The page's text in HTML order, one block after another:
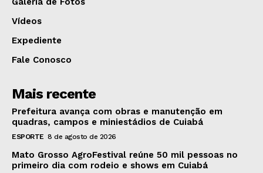
Vídeos
Expediente
Fale Conosco
Mais recente
Prefeitura avança com obras e manutenção em
quadras, campos e miniestádios de Cuiabá
ESPORTE 8 de agosto de 2026
Mato Grosso AgroFestival reúne 50 mil pessoas no
primeiro dia com rodeio e shows em Cuiabá